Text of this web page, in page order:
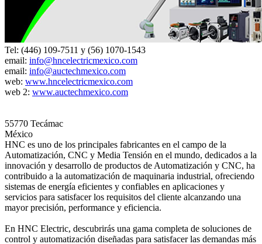
Tel: (446) 109-7511 y (56) 1070-1543
email: info@hncelectricmexico.com
email: info@auctechmexico.com
web: www.hncelectricmexico.com
web 2: www.auctechmexico.com
55770 Tecámac
México
HNC es uno de los principales fabricantes en el campo de la
Automatización, CNC y Media Tensión en el mundo, dedicados a la
innovación y desarrollo de productos de Automatización y CNC, ha
contribuido a la automatización de maquinaria industrial, ofreciendo
sistemas de energía eficientes y confiables en aplicaciones y
servicios para satisfacer los requisitos del cliente alcanzando una
mayor precisión, performance y eficiencia.
En HNC Electric, descubrirás una gama completa de soluciones de
control y automatización diseñadas para satisfacer las demandas más